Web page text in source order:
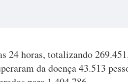
24 horas, totalizando
da doença 43.513